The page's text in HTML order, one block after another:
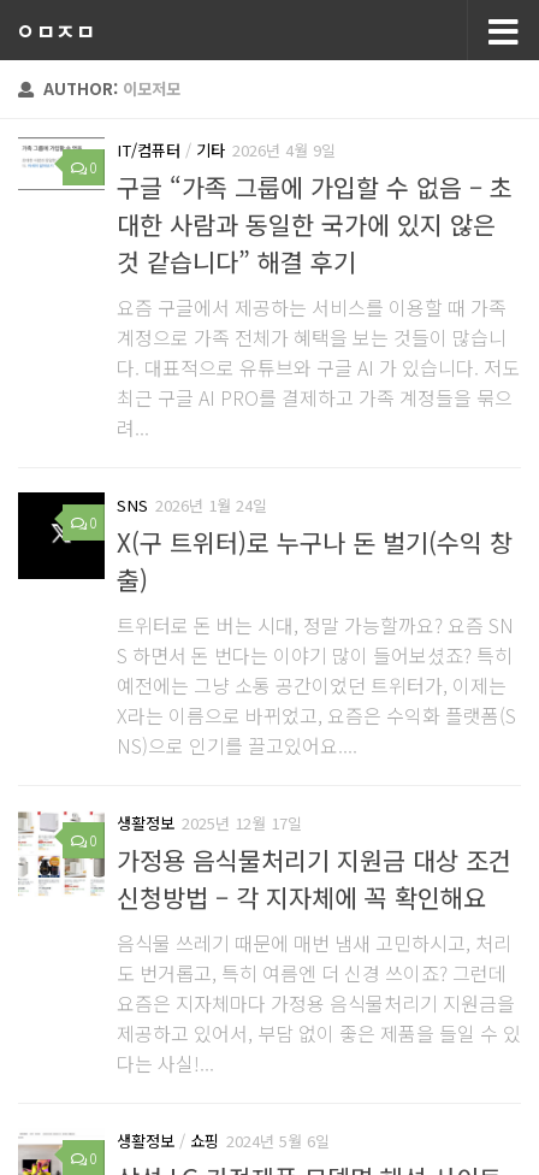
ㅇㅁㅈㅁ
AUTHOR: 이모저모
0
IT/컴퓨터 / 기타 2026년 4월 9일
구글 “가족 그룹에 가입할 수 없음 – 초
대한 사람과 동일한 국가에 있지 않은
것 같습니다” 해결 후기
요즘 구글에서 제공하는 서비스를 이용할 때 가족
계정으로 가족 전체가 혜택을 보는 것들이 많습니
다. 대표적으로 유튜브와 구글 AI 가 있습니다. 저도
최근 구글 AI PRO를 결제하고 가족 계정들을 묶으
려...
0
SNS 2026년 1월 24일
X(구 트위터)로 누구나 돈 벌기(수익 창
출)
트위터로 돈 버는 시대, 정말 가능할까요? 요즘 SN
S 하면서 돈 번다는 이야기 많이 들어보셨죠? 특히
예전에는 그냥 소통 공간이었던 트위터가, 이제는
X라는 이름으로 바뀌었고, 요즘은 수익화 플랫폼(S
NS)으로 인기를 끌고있어요....
0
생활정보 2025년 12월 17일
가정용 음식물처리기 지원금 대상 조건
신청방법 – 각 지자체에 꼭 확인해요
음식물 쓰레기 때문에 매번 냄새 고민하시고, 처리
도 번거롭고, 특히 여름엔 더 신경 쓰이죠? 그런데
요즘은 지자체마다 가정용 음식물처리기 지원금을
제공하고 있어서, 부담 없이 좋은 제품을 들일 수 있
다는 사실!...
0
생활정보 / 쇼핑 2024년 5월 6일